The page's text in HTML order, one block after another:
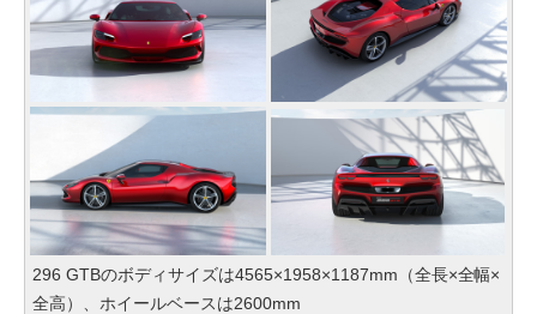
296 GTBのボディサイズは4565×1958×1187mm（全長×全幅×
全高）、ホイールベースは2600mm